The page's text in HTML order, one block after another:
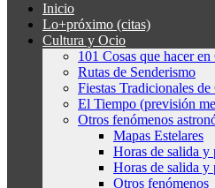
Inicio
Lo+próximo (citas)
Cultura y Ocio
101 Cosas que hacer en
Rutas de Senderismo
Fiestas Tradicionales de
El Tiempo (previsión
Otros fenómenos
Mapas Estelares
Horas de salida y
Horas de salida y
Otros fenómenos